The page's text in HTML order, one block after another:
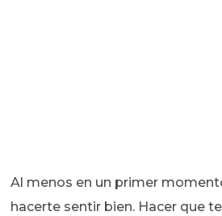
Al menos en un primer
hacerte sentir bien. Hacer que